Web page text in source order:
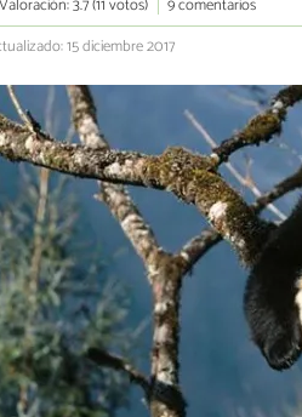
Valoración: 3.7 (11 votos)
9 comentarios
15 diciembre 2017